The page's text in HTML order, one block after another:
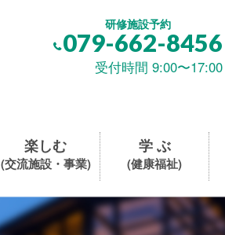
研修施設予約
079-662-8456
受付時間 9:00〜17:00
楽しむ
(交流施設・事業)
学 ぶ
(健康福祉)